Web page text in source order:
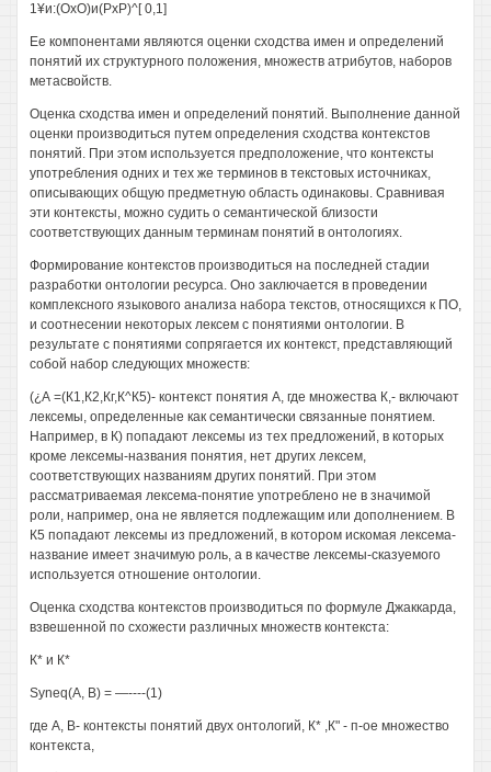
1¥и:(ОхО)и(РхР)^[ 0,1]
Ее компонентами являются оценки сходства имен и определений
понятий их структурного положения, множеств атрибутов, наборов
метасвойств.
Оценка сходства имен и определений понятий. Выполнение данной
оценки производиться путем определения сходства контекстов
понятий. При этом используется предположение, что контексты
употребления одних и тех же терминов в текстовых источниках,
описывающих общую предметную область одинаковы. Сравнивая
эти контексты, можно судить о семантической близости
соответствующих данным терминам понятий в онтологиях.
Формирование контекстов производиться на последней стадии
разработки онтологии ресурса. Оно заключается в проведении
комплексного языкового анализа набора текстов, относящихся к ПО,
и соотнесении некоторых лексем с понятиями онтологии. В
результате с понятиями сопрягается их контекст, представляющий
собой набор следующих множеств:
(¿А =(К1,К2,Кг,К^К5)- контекст понятия А, где множества К,- включают
лексемы, определенные как семантически связанные понятием.
Например, в К) попадают лексемы из тех предложений, в которых
кроме лексемы-названия понятия, нет других лексем,
соответствующих названиям других понятий. При этом
рассматриваемая лексема-понятие употреблено не в значимой
роли, например, она не является подлежащим или дополнением. В
К5 попадают лексемы из предложений, в котором искомая лексема-
название имеет значимую роль, а в качестве лексемы-сказуемого
используется отношение онтологии.
Оценка сходства контекстов производиться по формуле Джаккарда,
взвешенной по схожести различных множеств контекста:
К* и К*
Syneq(A, В) = —----(1)
где А, В- контексты понятий двух онтологий, К* ,К" - п-ое множество
контекста,